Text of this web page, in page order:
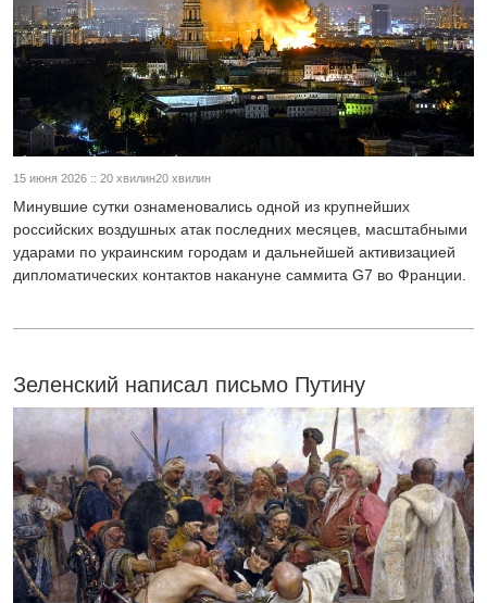
15 июня 2026 :: 20 хвилин20 хвилин
Минувшие сутки ознаменовались одной из крупнейших
российских воздушных атак последних месяцев, масштабными
ударами по украинским городам и дальнейшей активизацией
дипломатических контактов накануне саммита G7 во Франции.
Зеленский написал письмо Путину